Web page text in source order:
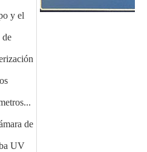
y el
de
...
de
UV